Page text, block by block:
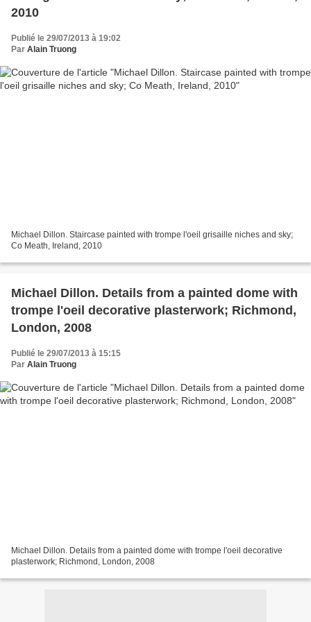
2010
Publié le 29/07/2013 à 19:02
Par Alain Truong
Michael Dillon. Staircase painted with trompe l'oeil grisaille niches and sky;
Co Meath, Ireland, 2010
Michael Dillon. Details from a painted dome with
trompe l'oeil decorative plasterwork; Richmond,
London, 2008
Publié le 29/07/2013 à 15:15
Par Alain Truong
Michael Dillon. Details from a painted dome with trompe l'oeil decorative
plasterwork; Richmond, London, 2008